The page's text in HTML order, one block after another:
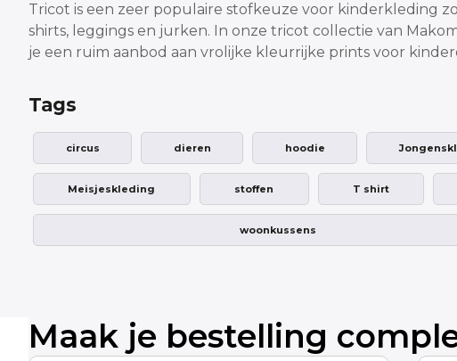
Tricot is een zeer populaire stofkeuze voor kinderkleding
shirts, leggings en jurken. In onze tricot collectie van
je een ruim aanbod aan vrolijke kleurrijke prints voor
Tags
circus dieren hoodie
Meisjeskleding stoffen T shirt
woonkussens
Maak je bestelling